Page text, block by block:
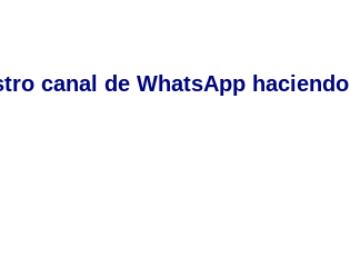
canal de WhatsApp haciendo